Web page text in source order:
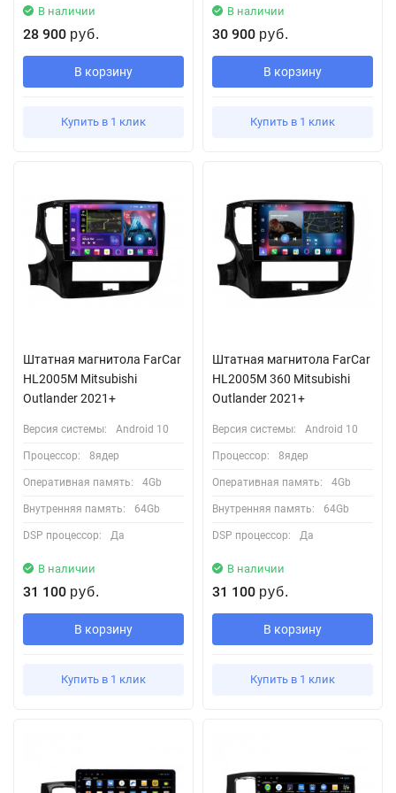
В наличии
28 900 руб.
В корзину
Купить в 1 клик
В наличии
30 900 руб.
В корзину
Купить в 1 клик
Штатная магнитола FarCar
HL2005M Mitsubishi
Outlander 2021+
Версия системы: Android 10
Процессор: 8ядер
Оперативная память: 4Gb
Внутренняя память: 64Gb
DSP процессор: Да
В наличии
31 100 руб.
В корзину
Купить в 1 клик
Штатная магнитола FarCar
HL2005M 360 Mitsubishi
Outlander 2021+
Версия системы: Android 10
Процессор: 8ядер
Оперативная память: 4Gb
Внутренняя память: 64Gb
DSP процессор: Да
В наличии
31 100 руб.
В корзину
Купить в 1 клик